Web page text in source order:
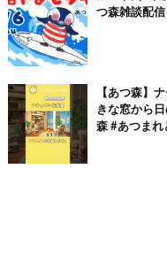
つ森雑談配信
【あつ森】
きな窓から
森 #あつまれ